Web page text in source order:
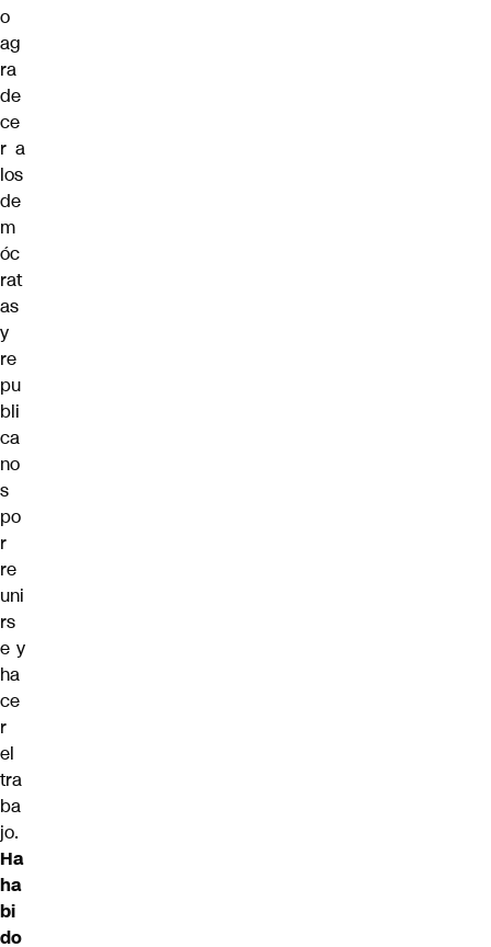
o
ag
ra
de
ce
r a
los
de
m
óc
rat
as
y
re
pu
bli
ca
no
s
po
r
re
uni
rs
e y
ha
ce
r
el
tra
ba
jo.
Ha
ha
bi
do